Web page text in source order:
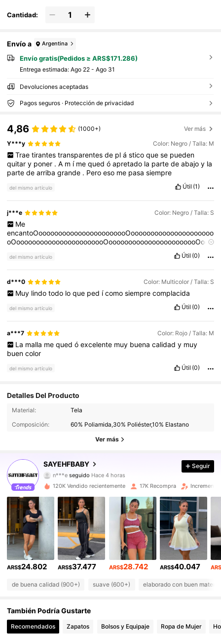
Cantidad:
Envío a Argentina
Envío gratis(Pedidos ≥ ARS$171.286)
Entrega estimada: Ago 22 - Ago 31
Devoluciones aceptadas
Pagos seguros · Protección de privacidad
4,86 (1000+) Ver más
Y***y Color: Negro / Talla: M
Trae tirantes transparentes de pl á stico que se pueden
quitary poner .A m í mequedóapretado la partedeabajoy la
partedearribagrande . Peroeso me pasasiempre
del mismo artículo Útil (1)
j***e Color: Negro / Talla: S
Me
encantoOooooooooooooooooooooooOooooooooooooooooooooo
oOooooooooooooooooooooooOooooooooooooooooooooooOooo
oooooooooooooooooooOooooooooooooooooooooooOoooooooo
ooooooooooooooOooooooooooooooooooooooOooooooooooooo
oooooooooOooooooooooooooooooooooOoooooooooooooooooo
ooooOooooooooooooooooooooooOooooooooooooooooooooooO
ooooooooooooooooooooooOooooooooooooooooooooooOooooo
oooooooooooooooooOooooooooooooooooooooooOoooooooooo
ooooooooooooOooooooooooooooooooooooOooooooooooooooo
oooooooOooooooooooooooooooooooOoooooooooooooooooooo
ooOooooooooooooooooooooooOooooooooooooooooooooooOoo
ooooooooooooooooooooOooooooooooooooooooooooOooooooo
oooooooooooooooOooooooooooooooooooooooOoooooooooooo
ooooooooooOooooooooooooooooooooooOooooooooooooooooo
oooooOooooooooooooooooooooooOoooooooooooooooooooooo
OooooooooooooooooooooooOooooooooooooooooooooooOoooo
ooooooooOooooooooooooooooooooooOooooooooooooooooooo
del mismo artículo Útil (0)
d***0 Color: Multicolor / Talla: S
Muy lindo todo lo que ped ícomo siempre complacida
del mismo artículo Útil (0)
a***7 Color: Rojo / Talla: M
La malla me qued ó excelente muy buena calidad y muy
buencolor
del mismo artículo Útil (0)
Detalles Del Producto
Material:
Tela
Composición:
60% Poliamida,30% Poliéster,10% Elastano
Ver más
SAYEHFBABY
54K Seguidores
4,81 54K Seguidores
4,81 54K Seguidores
4,81 54K Seguidores
54K Seguidores
4,81 54K Seguidores
54K Seguidores
4,81 54K Seguidores
Seguir
120K Vendido recientemente 17K Recompra Incremento
ARS$24.802 ARS$37.477 ARS$28.742 ARS$40.047
de buena calidad (900+) suave (600+) elaborado con buen
También Podría Gustarte
Recomendados Zapatos Bolsos y Equipaje Ropa de Mujer